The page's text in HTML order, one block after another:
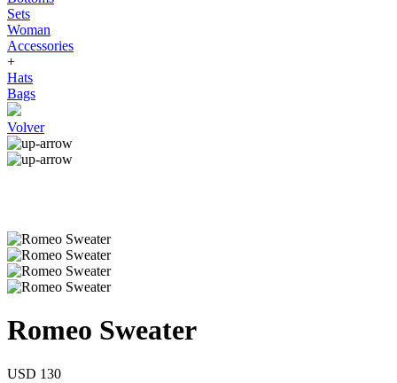
Sets
Woman
Accessories
+
Hats
Bags
Volver
Romeo Sweater
USD 130